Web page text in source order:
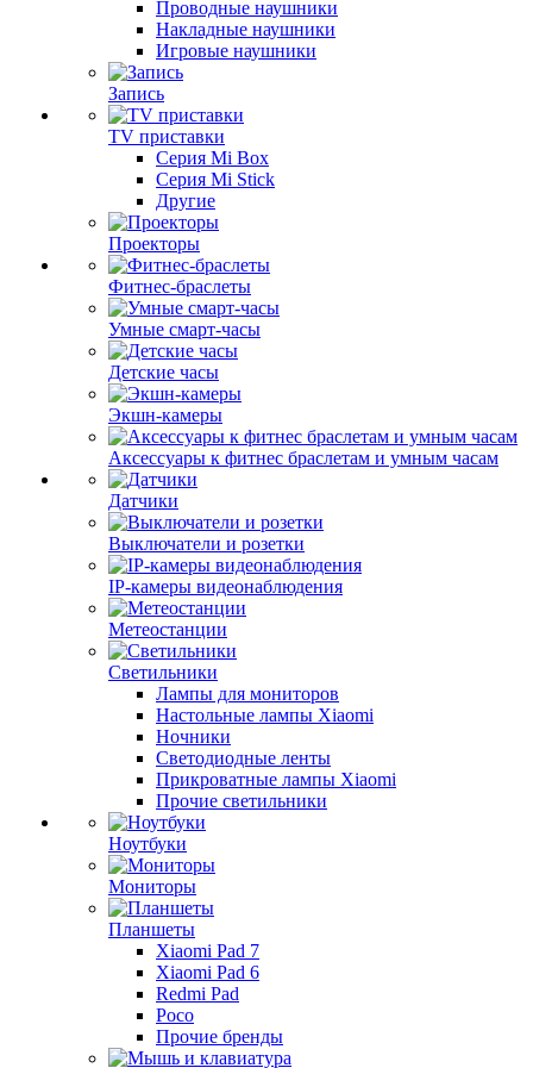
Проводные наушники
Накладные наушники
Игровые наушники
Запись
TV приставки
Серия Mi Box
Серия Mi Stick
Другие
Проекторы
Фитнес-браслеты
Умные смарт-часы
Детские часы
Экшн-камеры
Аксессуары к фитнес браслетам и умным часам
Датчики
Выключатели и розетки
IP-камеры видеонаблюдения
Метеостанции
Светильники
Лампы для мониторов
Настольные лампы Xiaomi
Ночники
Светодиодные ленты
Прикроватные лампы Xiaomi
Прочие светильники
Ноутбуки
Мониторы
Планшеты
Xiaomi Pad 7
Xiaomi Pad 6
Redmi Pad
Poco
Прочие бренды